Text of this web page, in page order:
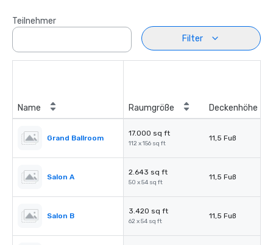
Teilnehmer
Filter
Name Raumgröße Deckenhöhe
Grand Ballroom
17.000 sq ft
112 x 156 sq ft
11,5 Fuß
Salon A
2.643 sq ft
50 x 54 sq ft
11,5 Fuß
Salon B
3.420 sq ft
62 x 54 sq ft
11,5 Fuß